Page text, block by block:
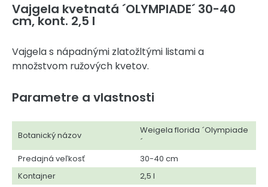
Vajgela kvetnatá ´OLYMPIADE´ 30-40
cm, kont. 2,5 l
Vajgela s nápadnými zlatožltými listami a
množstvom ružových kvetov.
Parametre a vlastnosti
Botanický názov
Weigela florida ´Olympiade
´
Predajná veľkosť
30-40 cm
Kontajner
2,5 l